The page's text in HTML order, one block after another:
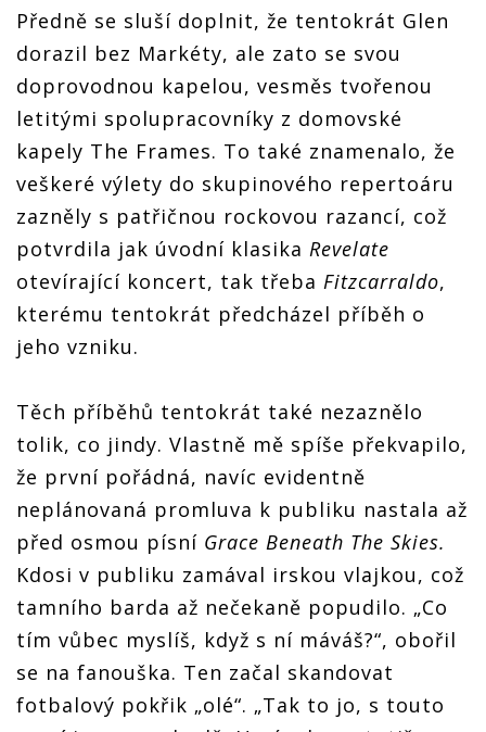
Předně se sluší doplnit, že tentokrát Glen
dorazil bez Markéty, ale zato se svou
doprovodnou kapelou, vesměs tvořenou
letitými spolupracovníky z domovské
kapely The Frames. To také znamenalo, že
veškeré výlety do skupinového repertoáru
zazněly s patřičnou rockovou razancí, což
potvrdila jak úvodní klasika Revelate
otevírající koncert, tak třeba Fitzcarraldo,
kterému tentokrát předcházel příběh o
jeho vzniku.
Těch příběhů tentokrát také nezaznělo
tolik, co jindy. Vlastně mě spíše překvapilo,
že první pořádná, navíc evidentně
neplánovaná promluva k publiku nastala až
před osmou písní Grace Beneath The Skies.
Kdosi v publiku zamával irskou vlajkou, což
tamního barda až nečekaně popudilo. „Co
tím vůbec myslíš, když s ní máváš?“, obořil
se na fanouška. Ten začal skandovat
fotbalový pokřik „olé“. „Tak to jo, s touto